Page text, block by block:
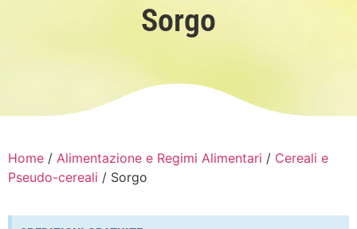
Sorgo
Home / Alimentazione e Regimi Alimentari / Cereali e
Pseudo-cereali / Sorgo